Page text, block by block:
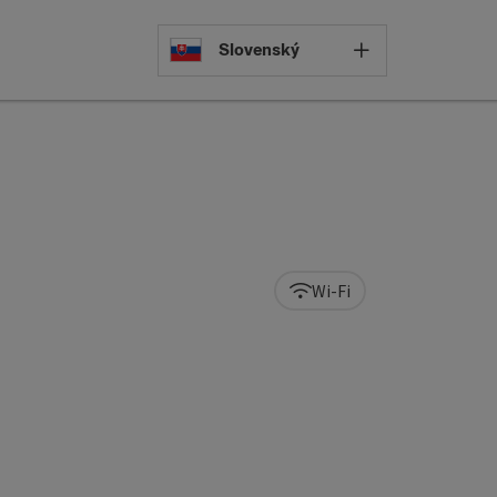
Select
Slovenský
Wi-Fi